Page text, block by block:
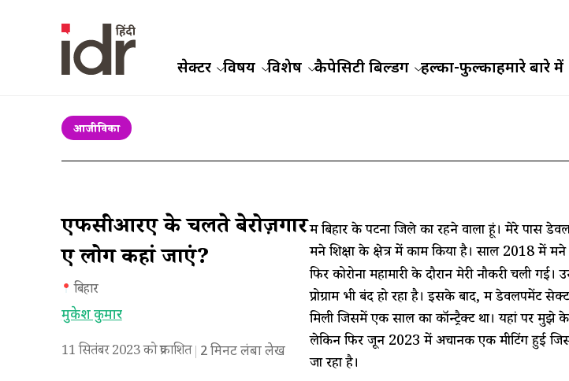
सेक्टर विषय विशेष कैपेसिटी बिल्डिंग हल्का-फुल्काहमारे बारे में
आजीविका
एफसीआरए के चलते बेरोज़गार
हुए लोग कहां जाएं?
बिहार
मुकेश कुमार
11 सितंबर 2023 को प्रकाशित 2मिनट लंबा लेख
मैं बिहार के पटना जिले का रहने वाला हूं। मेरे पास
मैंने शिक्षा के क्षेत्र में काम किया है। साल 2018 में मैंने
फिर कोरोना महामारी के दौरान मेरी नौकरी चली
प्रोग्राम भी बंद हो रहा है। इसके बाद, मैं डेवलपमेंट
मिली जिसमें एक साल का कॉन्ट्रैक्ट था। यहां पर मुझे
लेकिन फिर जून 2023 में अचानक एक मीटिंग हुई
जा रहा है।